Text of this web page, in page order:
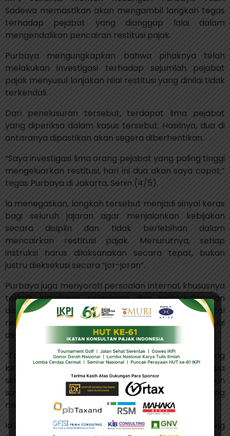
Sadewa memastikan akan mengambil langkah tegas
terhadap pejabat yang dianggap lalai dalam
mengendalikan pencairan restitusi pajak.
Purbaya mengungkapkan bahwa pihaknya telah
melakukan investigasi terhadap sejumlah pejabat
pajak menyusul lonjakan nilai restitusi yang dinilai tidak
terkendali.
Dari penelusuran tersebut, terdapat lima pejabat
yang diperiksa dalam kasus tersebut. Hasilnya, dua di
antaranya dipastikan akan segera diberhentikan.
“Saya investigasi lima orang pejabat yang paling tinggi
mengeluarkan restitusi, hari ini dua akan saya copot,”
tegas Purbaya di Jakarta, Senin (4/5).
Ia menegaskan, langkah tersebut menjadi sinyal keras
bagi seluruh jajaran agar menjalankan kebijakan
secara disiplin dan tidak berlebihan dalam
mencairkan restitusi pajak. Menurutnya, setiap
instruksi harus dilaksanakan secara tepat, bukan
justru dieksekusi secara “jor-joran”.
Purbaya juga menyoroti persoalan internal, khususnya
terkait lemahnya pelaporan dan ketidakakuratan
data. Ia mengaku sempat keliru memperkirakan total
restitusi karena informasi yang diterima tidak sesuai
dengan kondisi sebenarnya.
“Tahun lalu saya salah menebak total resistusi yang
keluar. Padahal di rapat sudah saya tanyakan berapa
sih potensinya. Staf saya bilang sedikit. Di akhir tahun
saya baru tahu keluarnya berkali-kali lipat yang
mereka sebutkan,” jelas Purbaya.
Ia menilai kejadian tersebut menjadi pelajaran penting